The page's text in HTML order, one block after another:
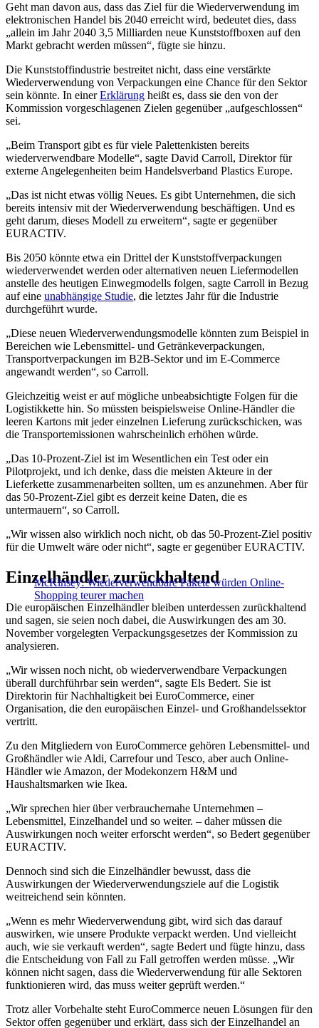
Geht man davon aus, dass das Ziel für die Wiederverwendung im
elektronischen Handel bis 2040 erreicht wird, bedeutet dies, dass
„allein im Jahr 2040 3,5 Milliarden neue Kunststoffboxen auf den
Markt gebracht werden müssen“, fügte sie hinzu.
Die Kunststoffindustrie bestreitet nicht, dass eine verstärkte
Wiederverwendung von Verpackungen eine Chance für den Sektor
sein könnte. In einerErklärung heißt es, dass sie den von der
Kommission vorgeschlagenen Zielen gegenüber „aufgeschlossen“
sei.
„Beim Transport gibt es für viele Palettenkisten bereits
wiederverwendbare Modelle“, sagte David Carroll, Direktor für
externe Angelegenheiten beim Handelsverband Plastics Europe.
„Das ist nicht etwas völlig Neues. Es gibt Unternehmen, die sich
bereits intensiv mit der Wiederverwendung beschäftigen. Und es
geht darum, dieses Modell zu erweitern“, sagte er gegenüber
EURACTIV.
Bis 2050 könnte etwa ein Drittel der Kunststoffverpackungen
wiederverwendet werden oder alternativen neuen Liefermodellen
anstelle des heutigen Einwegmodells folgen, sagte Carroll in Bezug
auf eine unabhängige Studie, die letztes Jahr für die Industrie
durchgeführt wurde.
„Diese neuen Wiederverwendungsmodelle könnten zum Beispiel in
Bereichen wie Lebensmittel- und Getränkeverpackungen,
Transportverpackungen im B2B-Sektor und im E-Commerce
angewandt werden“, so Carroll.
Gleichzeitig weist er auf mögliche unbeabsichtigte Folgen für die
Logistikkette hin. So müssten beispielsweise Online-Händler die
leeren Kartons mit jeder einzelnen Lieferung zurückschicken, was
die Transportemissionen wahrscheinlich erhöhen würde.
„Das 10-Prozent-Ziel ist im Wesentlichen ein Test oder ein
Pilotprojekt, und ich denke, dass die meisten Akteure in der
Lieferkette zusammenarbeiten sollten, um es anzunehmen. Aber für
das 50-Prozent-Ziel gibt es derzeit keine Daten, die es
untermauern“, so Carroll.
„Wir wissen also wirklich noch nicht, ob das 50-Prozent-Ziel positiv
für die Umwelt wäre oder nicht“, sagte er gegenüber EURACTIV.
McKinsey: Wiederverwendbare Pakete würden Online-
Shopping teurer machen
Einzelhändler zurückhaltend
Die europäischen Einzelhändler bleiben unterdessen zurückhaltend
und sagen, sie seien noch dabei, die Auswirkungen des am 30.
November vorgelegten Verpackungsgesetzes der Kommission zu
analysieren.
„Wir wissen noch nicht, ob wiederverwendbare Verpackungen
überall durchführbar sein werden“, sagte Els Bedert. Sie ist
Direktorin für Nachhaltigkeit bei EuroCommerce, einer
Organisation, die den europäischen Einzel- und Großhandelssektor
vertritt.
Zu den Mitgliedern von EuroCommerce gehören Lebensmittel- und
Großhändler wie Aldi, Carrefour und Tesco, aber auch Online-
Händler wie Amazon, der Modekonzern H&M und
Haushaltsmarken wie Ikea.
„Wir sprechen hier über verbrauchernahe Unternehmen –
Lebensmittel, Einzelhandel und so weiter. – daher müssen die
Auswirkungen noch weiter erforscht werden“, so Bedert gegenüber
EURACTIV.
Dennoch sind sich die Einzelhändler bewusst, dass die
Auswirkungen der Wiederverwendungsziele auf die Logistik
weitreichend sein könnten.
„Wenn es mehr Wiederverwendung gibt, wird sich das darauf
auswirken, wie unsere Produkte verpackt werden. Und vielleicht
auch, wie sie verkauft werden“, sagte Bedert und fügte hinzu, dass
die Entscheidung von Fall zu Fall getroffen werden müsse. „Wir
können nicht sagen, dass die Wiederverwendung für alle Sektoren
funktionieren wird, das muss weiter geprüft werden.“
Trotz aller Vorbehalte steht EuroCommerce neuen Lösungen für den
Sektor offen gegenüber und erklärt, dass sich der Einzelhandel an